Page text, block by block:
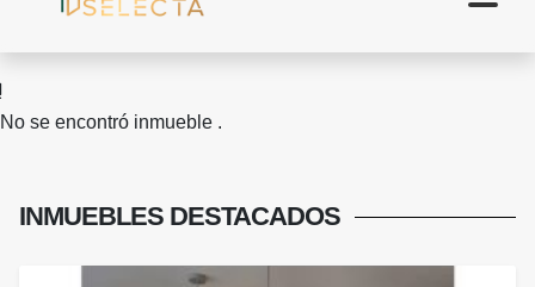
No se encontró inmueble .
INMUEBLES DESTACADOS